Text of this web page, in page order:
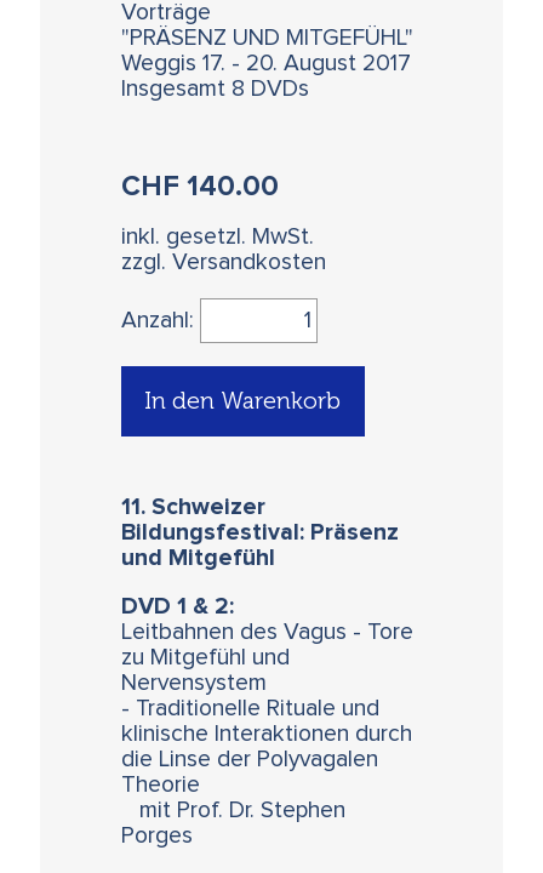
Vorträge
"PRÄSENZ UND MITGEFÜHL"
Weggis 17. - 20. August 2017
Insgesamt 8 DVDs
CHF140.00
inkl. gesetzl. MwSt.
zzgl. Versandkosten
Anzahl:
In den Warenkorb
11. Schweizer
Bildungsfestival: Präsenz
und Mitgefühl
DVD 1 & 2:
Leitbahnen des Vagus - Tore
zu Mitgefühl und
Nervensystem
- Traditionelle Rituale und
klinische Interaktionen durch
die Linse der Polyvagalen
Theorie
mit Prof. Dr. Stephen
Porges